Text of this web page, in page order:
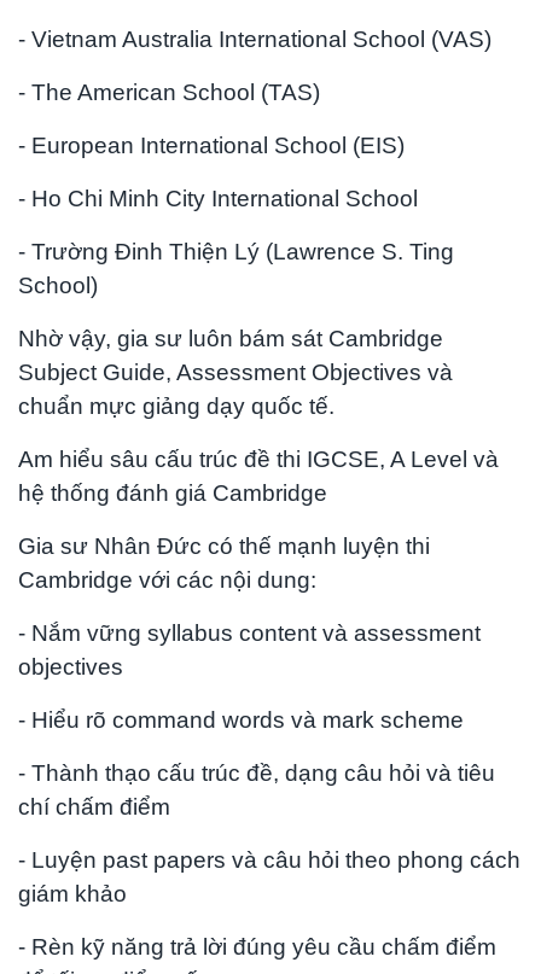
- Vietnam Australia International School (VAS)
- The American School (TAS)
- European International School (EIS)
- Ho Chi Minh City International School
- Trường Đinh Thiện Lý (Lawrence S. Ting
School)
Nhờ vậy, gia sư luôn bám sát Cambridge
Subject Guide, Assessment Objectives và
chuẩn mực giảng dạy quốc tế.
Am hiểu sâu cấu trúc đề thi IGCSE, A Level và
hệ thống đánh giá Cambridge
Gia sư Nhân Đức có thế mạnh luyện thi
Cambridge với các nội dung:
- Nắm vững syllabus content và assessment
objectives
- Hiểu rõ command words và mark scheme
- Thành thạo cấu trúc đề, dạng câu hỏi và tiêu
chí chấm điểm
- Luyện past papers và câu hỏi theo phong cách
giám khảo
- Rèn kỹ năng trả lời đúng yêu cầu chấm điểm